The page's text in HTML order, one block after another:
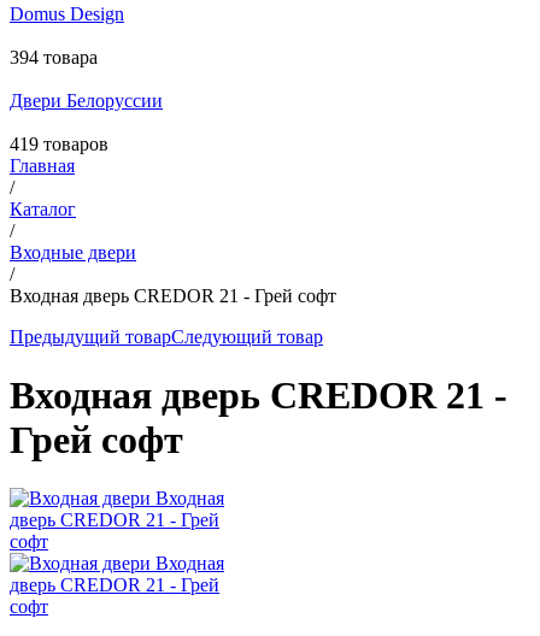
Domus Design
394 товара
Двери Белоруссии
419 товаров
Главная
/
Каталог
/
Входные двери
/
Входная дверь CREDOR 21 - Грей софт
Предыдущий товарСледующий товар
Входная дверь CREDOR 21 -
Грей софт